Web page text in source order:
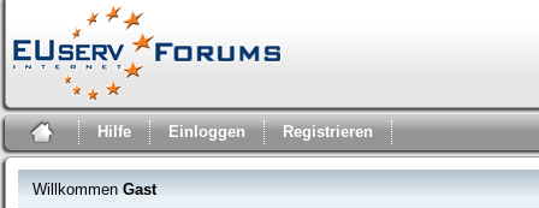
Hilfe Einloggen Registrieren
Willkommen Gast